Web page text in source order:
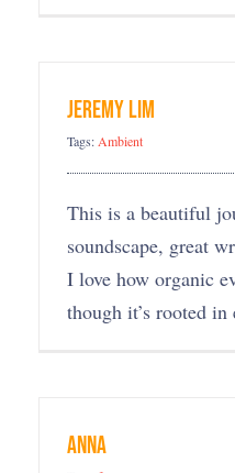
Jeremy Lim
Tags: Ambient
This is a beautiful
soundscape, great
I love how organic
though it’s rooted
Anna